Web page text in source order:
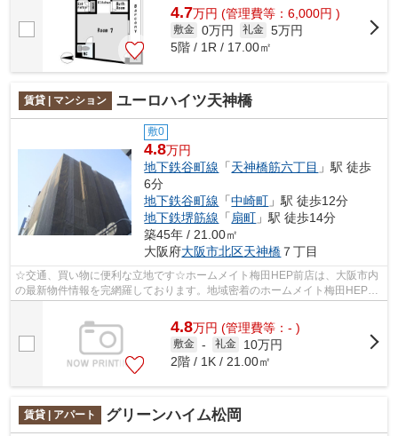
4.7万円 (管理費等：6,000円 )
敷金 0万円 礼金 5万円
5階 / 1R / 17.00㎡
賃貸 | マンション ユーロハイツ天神橋
敷0
4.8万円
地下鉄谷町線 「天神橋筋六丁目 」駅 徒歩
6分
地下鉄谷町線 「中崎町 」駅 徒歩12分
地下鉄堺筋線 「 扇町 」駅 徒歩14分
築45年 / 21.00㎡
大阪府大阪市北区天神橋 ７丁目
☆交通、買い物に便利な立地です☆ホームメイト梅田HEP前店は、大阪市内
の最新物件情報を完網羅しております。地域密着のホームメイト梅田HEP前
4.8万円 (管理費等：- )
敷金 - 礼金
10万円
2階 / 1K / 21.00㎡
賃貸 | アパート グリーンハイム松岡